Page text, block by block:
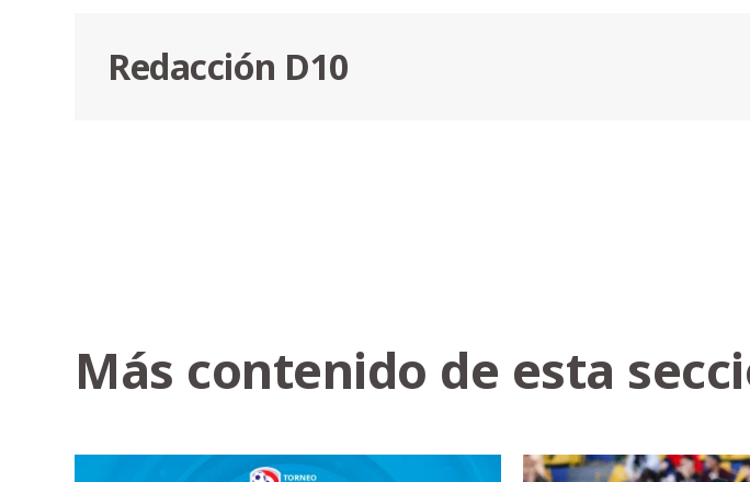
Redacción D10
Más contenido de esta